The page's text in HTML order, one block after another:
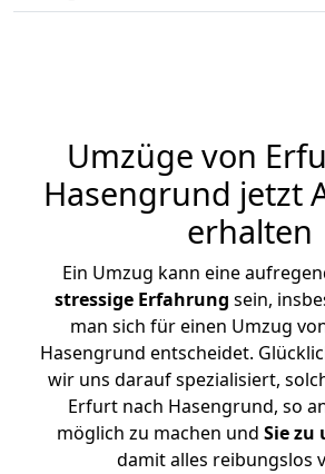
Umzüge von
Hasengrund jetzt
erhalten
Ein Umzug kann eine
stressige Erfahrung sein,
man sich für einen Umzug
Hasengrund entscheidet.
wir uns darauf spezialisiert,
Erfurt nach Hasengrund, so
möglich zu machen und Sie zu
damit alles reibungslos